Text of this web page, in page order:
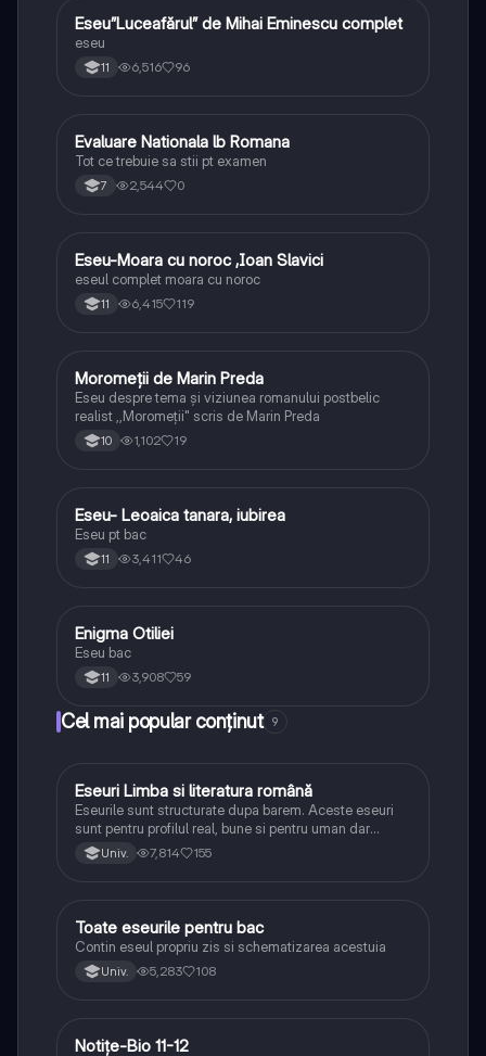
Limba și literatura română
Eseu”Luceafărul” de Mihai Eminescu complet
eseu
11 6,516 96
Limba și literatura română
Evaluare Nationala lb Romana
Tot ce trebuie sa stii pt examen
7 2,544 0
Limba și literatura română
Eseu-Moara cu noroc ,Ioan Slavici
eseul complet moara cu noroc
11 6,415 119
Limba și literatura română
Moromeții de Marin Preda
Eseu despre tema și viziunea romanului postbelic
realist ,,Moromeții" scris de Marin Preda
10 1,102 19
Limba și literatura română
Eseu- Leoaica tanara, iubirea
Eseu pt bac
11 3,411 46
Limba și literatura română
Enigma Otiliei
Eseu bac
11 3,908 59
Cel mai popular conținut 9
Limba și literatura română
Eseuri Limba si literatura română
Eseurile sunt structurate dupa barem. Aceste eseuri
sunt pentru profilul real, bune si pentru uman dar
lipsesc relatiile dintre personaje si caracrerizarile.
Univ. 7,814 155
Limba și literatura română
Toate eseurile pentru bac
Contin eseul propriu zis si schematizarea acestuia
Univ. 5,283 108
Biologie
Notițe-Bio 11-12